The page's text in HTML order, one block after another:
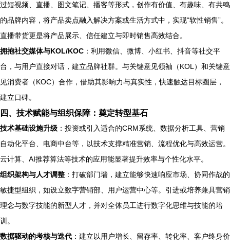
过短视频、直播、图文笔记、播客等形式，创作有价值、有趣味、有共鸣
的品牌内容，将产品卖点融入解决方案或生活方式中，实现“软性销售”。
直播带货更是将产品展示、信任建立与即时销售高效结合。
拥抱社交媒体与KOL/KOC ：利用微信、微博、小红书、抖音等社交平
台，与用户直接对话，建立品牌社群。与关键意见领袖（KOL）和关键意
见消费者（KOC）合作，借助其影响力与真实性，快速触达目标圈层，
建立口碑。
四、技术赋能与组织保障：奠定转型基石
技术基础设施升级 ：投资或引入适合的CRM系统、数据分析工具、营销
自动化平台、电商中台等，以技术支撑精准营销、流程优化与高效运营。
云计算、AI推荐算法等技术的应用能显著提升效率与个性化水平。
组织架构与人才调整 ：打破部门墙，建立能够快速响应市场、协同作战的
敏捷型组织，如设立数字营销部、用户运营中心等。引进或培养兼具营销
理念与数字技能的新型人才，并对全体员工进行数字化思维与技能的培
训。
数据驱动的考核与迭代 ：建立以用户增长、留存率、转化率、客户终身价